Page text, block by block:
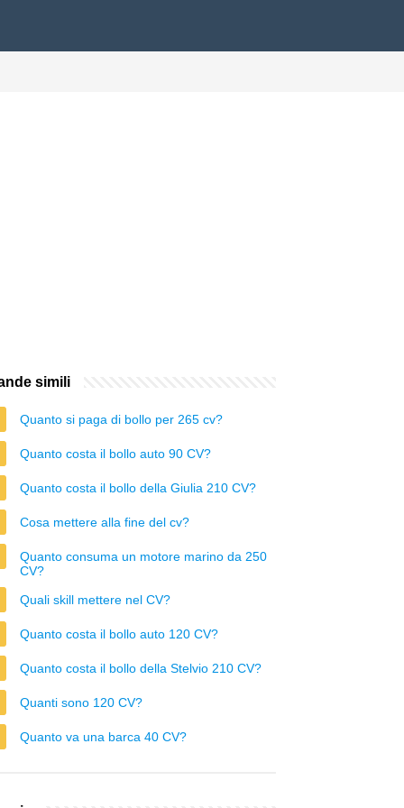
simili
Quanto si paga di bollo per 265 cv?
Quanto costa il bollo auto 90 CV?
Quanto costa il bollo della Giulia 210 CV?
Cosa mettere alla fine del cv?
Quanto consuma un motore marino da 250
CV?
Quali skill mettere nel CV?
Quanto costa il bollo auto 120 CV?
Quanto costa il bollo della Stelvio 210 CV?
Quanti sono 120 CV?
Quanto va una barca 40 CV?